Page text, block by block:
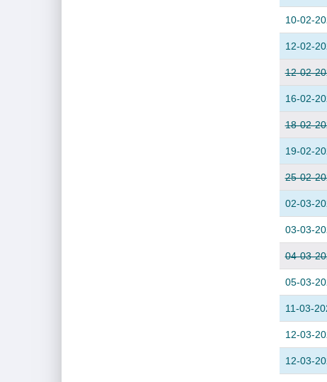
10-02-
12-02-
12-02-
16-02-
18-02-
19-02-
25-02-
02-03-
03-03-
04-03-
05-03-
11-03-
12-03-
12-03-